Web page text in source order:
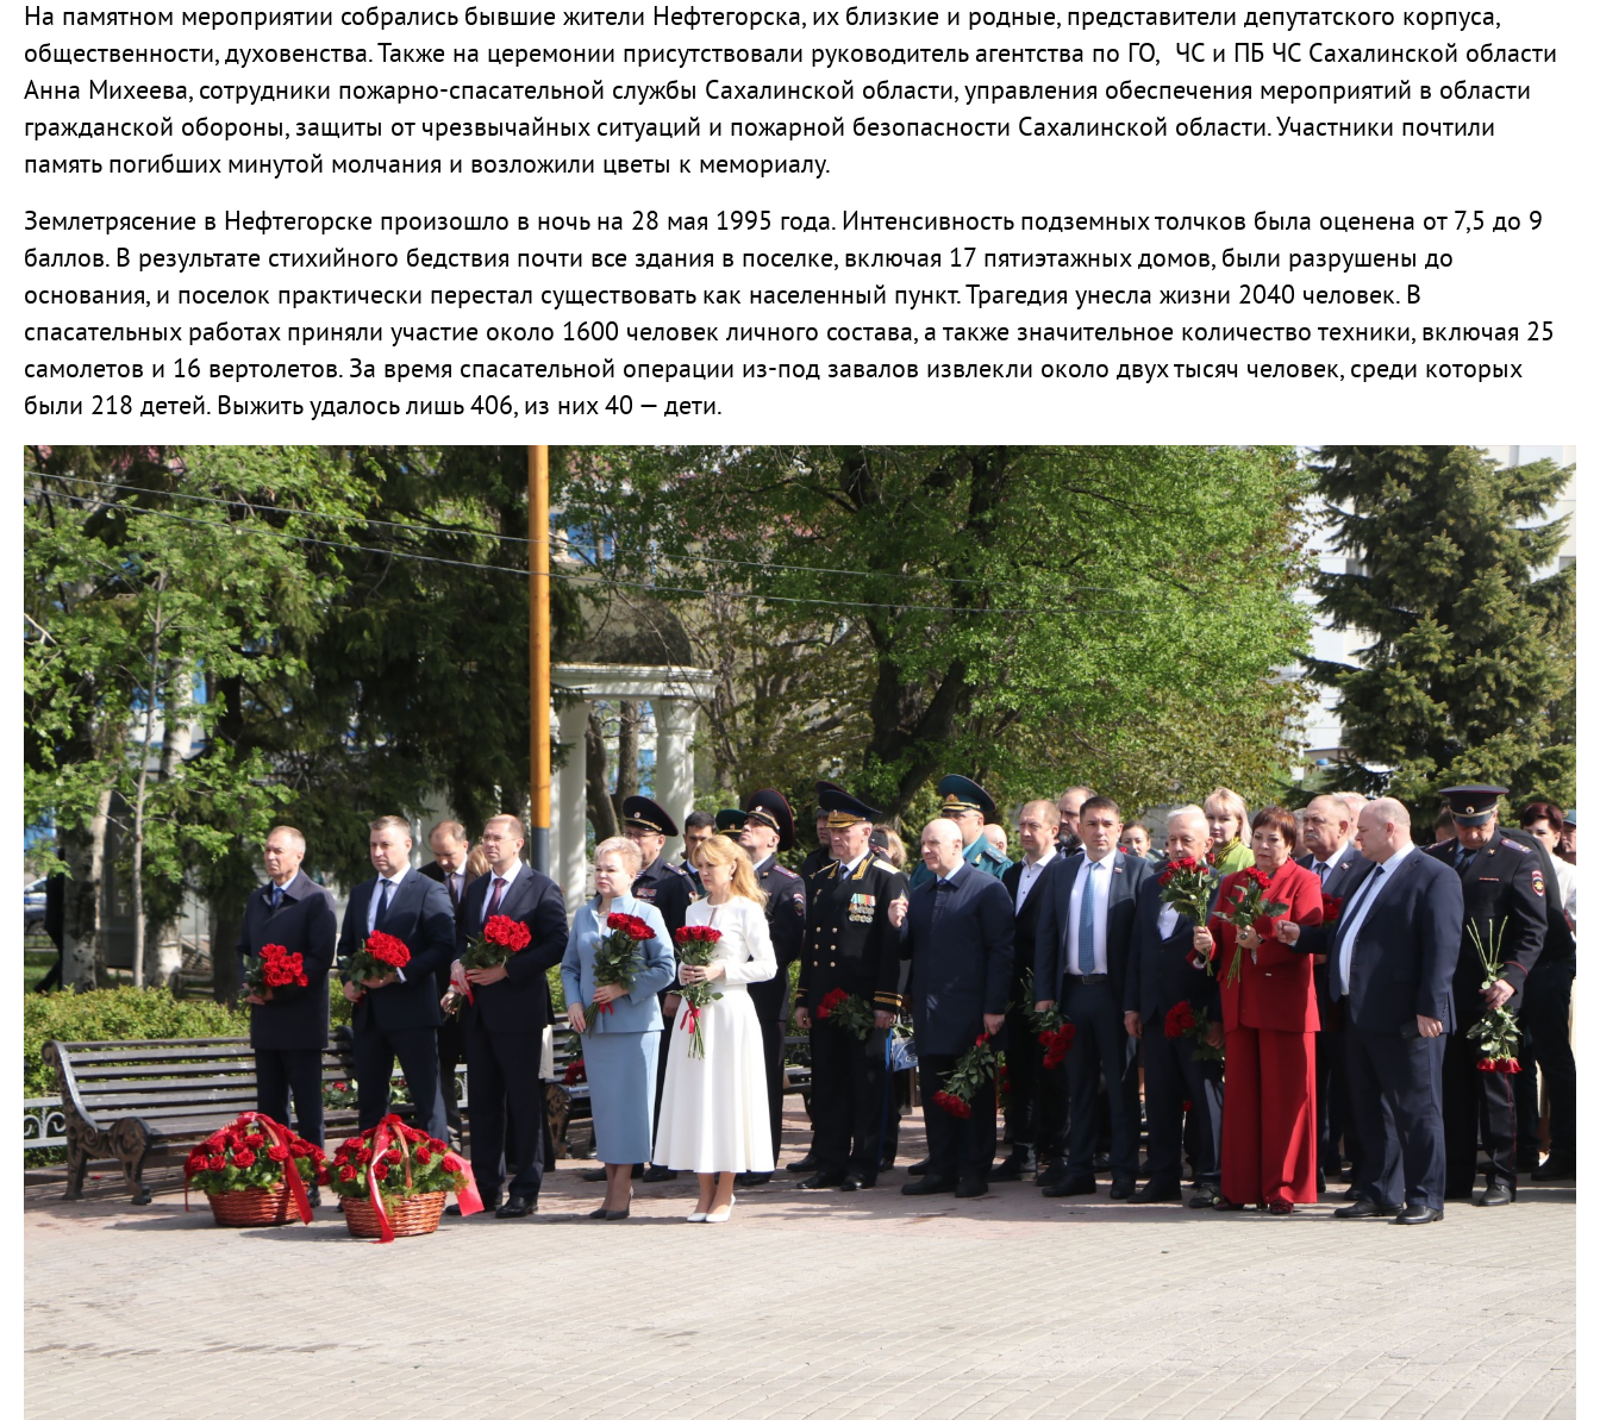
На памятном мероприятии собрались бывшие жители Нефтегорска, их близкие и родные, представители депутатского корпуса,
общественности, духовенства. Также на церемонии присутствовали руководитель агентства по ГО, ЧС и ПБ ЧС Сахалинской области
Анна Михеева, сотрудники пожарно-спасательной службы Сахалинской области, управления обеспечения мероприятий в области
гражданской обороны, защиты от чрезвычайных ситуаций и пожарной безопасности Сахалинской области. Участники почтили
память погибших минутой молчания и возложили цветы к мемориалу.
Землетрясение в Нефтегорске произошло в ночь на 28 мая 1995 года. Интенсивность подземных толчков была оценена от 7,5 до 9
баллов. В результате стихийного бедствия почти все здания в поселке, включая 17 пятиэтажных домов, были разрушены до
основания, и поселок практически перестал существовать как населенный пункт. Трагедия унесла жизни 2040 человек. В
спасательных работах приняли участие около 1600 человек личного состава, а также значительное количество техники, включая 25
самолетов и 16 вертолетов. За время спасательной операции из-под завалов извлекли около двух тысяч человек, среди которых
были 218 детей. Выжить удалось лишь 406, из них 40 — дети.